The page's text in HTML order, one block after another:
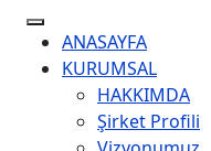
ANASAYFA
KURUMSAL
HAKKIMDA
Şirket Profili